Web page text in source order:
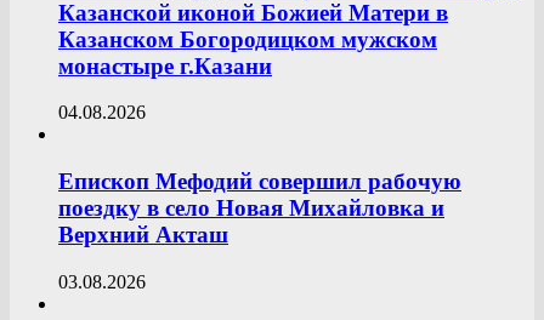
Казанской иконой Божией Матери в
Казанском Богородицком мужском
монастыре г.Казани
04.08.2026
Епископ Мефодий совершил рабочую
поездку в село Новая Михайловка и
Верхний Акташ
03.08.2026